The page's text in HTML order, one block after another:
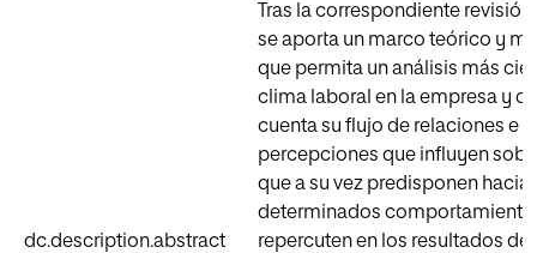
dc.description.abstract
Tras la correspondiente
se aporta un marco teórico y
que permita un análisis más
clima laboral en la empresa y
cuenta su flujo de relaciones e
percepciones que influyen
que a su vez predisponen hacia
determinados
repercuten en los resultados de